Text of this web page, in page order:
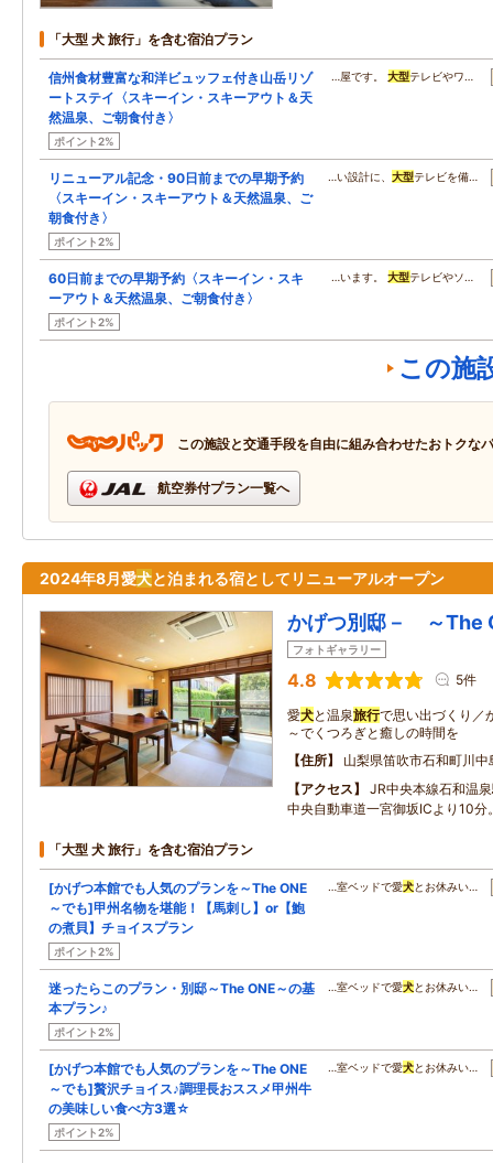
「大型 犬 旅行」を含む宿泊プラン
信州食材豊富な和洋ビュッフェ付き山岳リゾ
ートステイ〈スキーイン・スキーアウト＆天
然温泉、ご朝食付き〉
ポイント2%
…屋です。大型テレビやワ…
リニューアル記念・90日前までの早期予約
〈スキーイン・スキーアウト＆天然温泉、ご
朝食付き〉
ポイント2%
…い設計に、 大型テレビを備…
60日前までの早期予約〈スキーイン・スキ
ーアウト＆天然温泉、ご朝食付き〉
ポイント2%
…います。大型テレビやソ…
この施
この施設と交通手段を自由に組み合わせたおトクな
航空券付プラン一覧へ
2024年8月愛犬と泊まれる宿としてリニューアルオープン
かげつ別邸－ ～The
フォトギャラリー
4.8 5件
愛犬と温泉旅行で思い出づくり／
～でくつろぎと癒しの時間を
住所
山梨県笛吹市石和町川中
アクセス
JR中央本線石和温
中央自動車道一宮御坂ICより10分
「大型 犬 旅行」を含む宿泊プラン
[かげつ本館でも人気のプランを～The ONE
～でも]甲州名物を堪能！【馬刺し】or【鮑
の煮貝】チョイスプラン
ポイント2%
…室ベッドで愛犬とお休みい…
迷ったらこのプラン・別邸～The ONE～の基
本プラン♪
ポイント2%
…室ベッドで愛犬とお休みい…
[かげつ本館でも人気のプランを～The ONE
～でも]贅沢チョイス♪調理長おススメ甲州牛
の美味しい食べ方3選☆
ポイント2%
…室ベッドで愛犬とお休みい…